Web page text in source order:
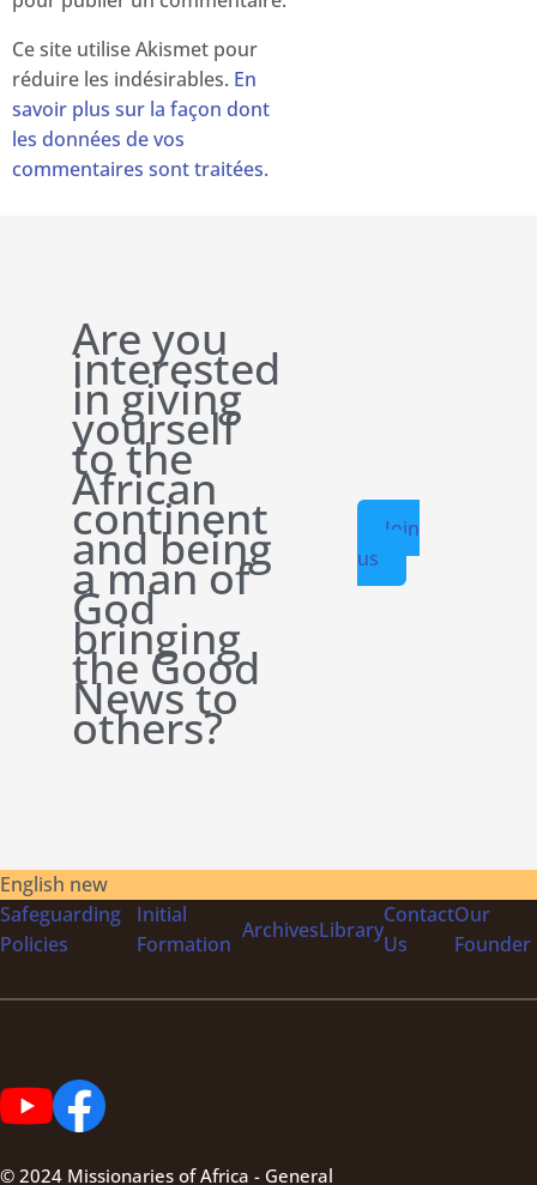
Ce site utilise Akismet pour
réduire les indésirables. En
savoir plus sur la façon dont
les données de vos
commentaires sont traitées.
Are you
interested
in giving
yourself
to the
African
continent
and being
a man of
God
bringing
the Good
News to
others?
Join
us
English new
Safeguarding
Policies
Initial
Formation
ArchivesLibrary
Contact
Us
Our
Founder
© 2024 Missionaries of Africa - General